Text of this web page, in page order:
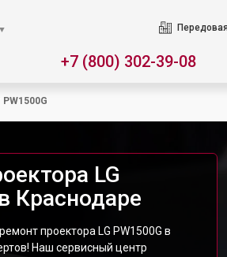
▼
+7 (800) 302-39-08
PW1500G
LG
Краснодаре
проектора LG PW1500G в
Наш сервисный центр